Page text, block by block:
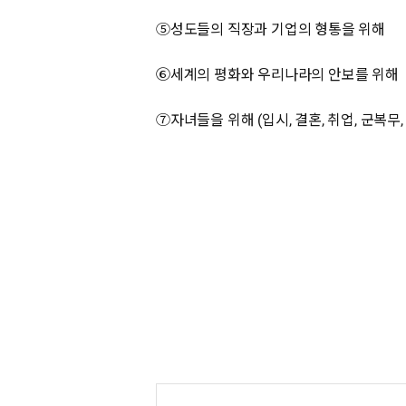
⑤성도들의 직장과 기업의 형통을 위해
⑥세계의 평화와 우리나라의 안보를 위해
⑦자녀들을 위해 (입시, 결혼, 취업, 군복무